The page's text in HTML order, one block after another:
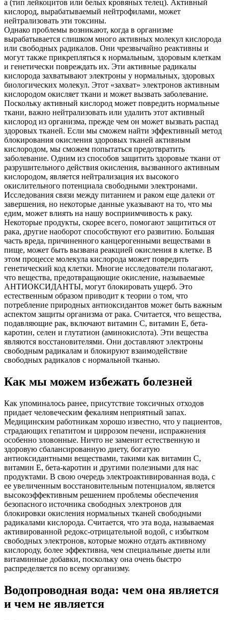
а (тип лейкоцитов или белых кровяных телец). Активный
кислород, вырабатываемый нейтрофилами, может
нейтрализовать эти токсины.
Однако проблемы возникают, когда в организме
вырабатывается слишком много активных молекул кислорода
или свободных радикалов. Они чрезвычайно реактивны и
могут также прикрепляться к нормальным, здоровым клеткам
и генетически повреждать их. Эти активные радикалы
кислорода захватывают электроны у нормальных, здоровых
биологических молекул. Этот «захват» электронов активным
кислородом окисляет ткани и может вызвать заболевание.
Поскольку активный кислород может повредить нормальные
ткани, важно нейтрализовать или удалить этот активный
кислород из организма, прежде чем он может вызвать распад
здоровых тканей. Если мы сможем найти эффективный метод
блокирования окисления здоровых тканей активным
кислородом, мы сможем попытаться предотвратить
заболевание. Одним из способов защитить здоровые ткани от
разрушительного действия окисления, вызванного активным
кислородом, является нейтрализация их высокого
окислительного потенциала свободными электронами.
Исследования связи между питанием и раком еще далеки от
завершения, но некоторые данные указывают на то, что мы
едим, может влиять на нашу восприимчивость к раку.
Некоторые продукты, скорее всего, помогают защититься от
рака, другие наоборот способствуют его развитию. Большая
часть вреда, причиненного канцерогенными веществами в
пище, может быть вызвана реакцией окисления в клетке. В
этом процессе молекула кислорода может повредить
генетический код клетки. Многие исследователи полагают,
что вещества, предотвращающие окисление, называемые
АНТИОКСИДАНТЫ, могут блокировать ущерб. Это
естественным образом приводит к теории о том, что
потребление природных антиоксидантов может быть важным
аспектом защиты организма от рака. Считается, что вещества,
подавляющие рак, включают витамин С, витамин Е, бета-
каротин, селен и глутатион (аминокислота). Эти вещества
являются восстановителями. Они доставляют электроны
свободным радикалам и блокируют взаимодействие
свободных радикалов с нормальной тканью.
Как мы можем избежать болезней
Как упоминалось ранее, присутствие токсичных отходов
придает человеческим фекалиям неприятный запах.
Медицинским работникам хорошо известно, что у пациентов,
страдающих гепатитом и циррозом печени, испражнения
особенно зловонные. Ничто не заменит естественную и
здоровую сбалансированную диету, богатую
антиоксидантными веществами, такими как витамин С,
витамин Е, бета-каротин и другими полезными для нас
продуктами. В свою очередь электроактивированная вода, с
ее увеличенным восстановительным потенциалом, является
высокоэффективным решением проблемы обеспечения
безопасного источника свободных электронов для
блокировки окисления нормальных тканей свободными
радикалами кислорода. Считается, что эта вода, называемая
активированной редокс-отрицательной водой, с избытком
свободных электронов, которые можно отдать активному
кислороду, более эффективна, чем специальные диеты или
витаминные добавки, поскольку она очень быстро
распределяется по всему организму.
Водопроводная вода: чем она является
и чем не является